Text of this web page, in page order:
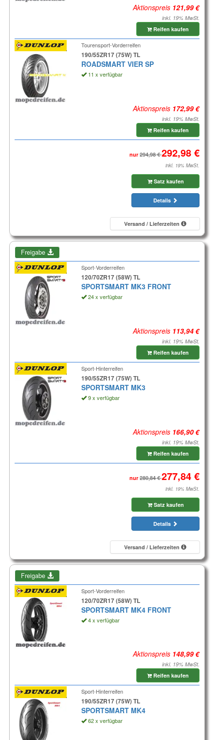
Aktionspreis
inkl. 19% MwSt.
Reifen kaufen
Tourensport-Vorderreifen
190/55ZR17 (75W) TL
ROADSMART VIER SP
11 x verfügbar
Aktionspreis
inkl. 19% MwSt.
Reifen kaufen
nur
inkl. 19% MwSt.
Satz kaufen
Details
Versand / Lieferzeiten
Freigabe
Sport-Vorderreifen
120/70ZR17 (58W) TL
SPORTSMART MK3 FRONT
24 x verfügbar
Aktionspreis
inkl. 19% MwSt.
Reifen kaufen
Sport-Hinterreifen
190/55ZR17 (75W) TL
SPORTSMART MK3
9 x verfügbar
Aktionspreis
inkl. 19% MwSt.
Reifen kaufen
nur
inkl. 19% MwSt.
Satz kaufen
Details
Versand / Lieferzeiten
Freigabe
Sport-Vorderreifen
120/70ZR17 (58W) TL
SPORTSMART MK4 FRONT
4 x verfügbar
Aktionspreis
inkl. 19% MwSt.
Reifen kaufen
Sport-Hinterreifen
190/55ZR17 (75W) TL
SPORTSMART MK4
62 x verfügbar